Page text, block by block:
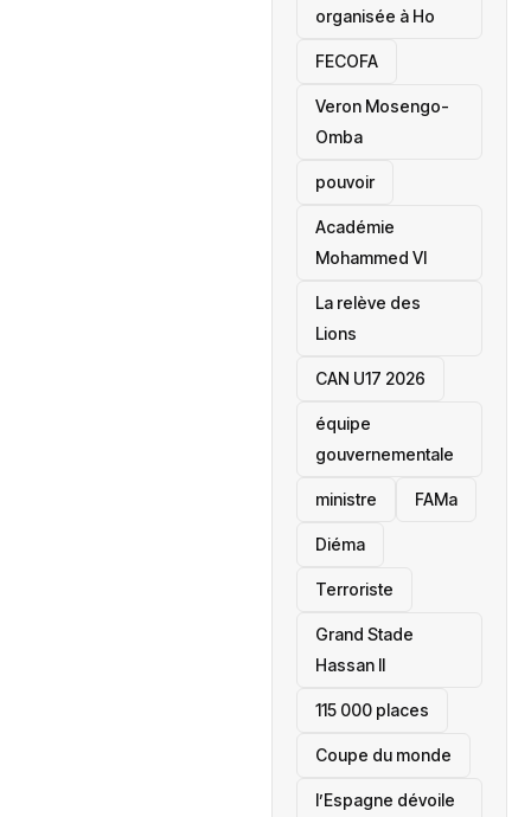
organisée à Ho
‎FECOFA
Veron Mosengo-
Omba
pouvoir
Académie
Mohammed VI
La relève des
Lions
CAN U17 2026
équipe
gouvernementale
ministre FAMa
Diéma
Terroriste
Grand Stade
Hassan II
115 000 places
‎Coupe du monde
l’Espagne dévoile